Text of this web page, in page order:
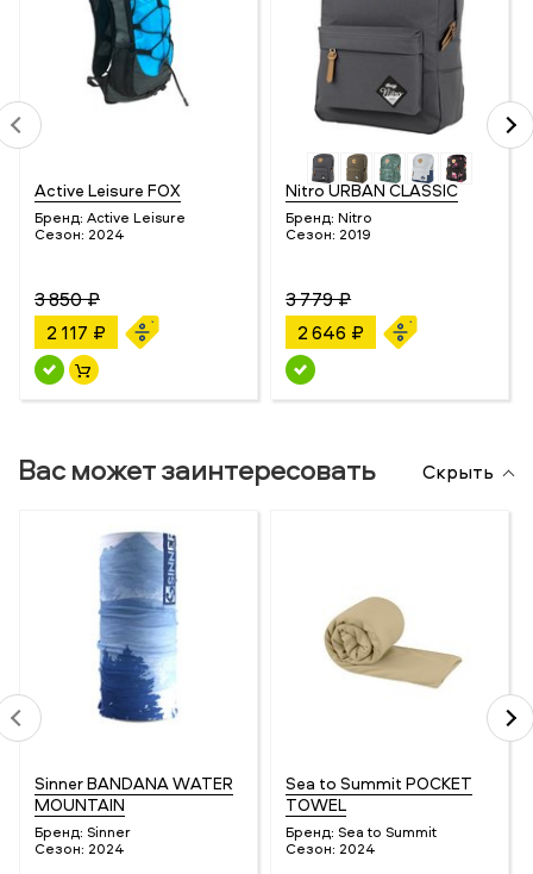
Active Leisure FOX
Бренд: Active Leisure
Сезон: 2024
3 850 ₽
2 117 ₽
Nitro URBAN CLASSIC
Бренд: Nitro
Сезон: 2019
3 779 ₽
2 646 ₽
Вас может заинтересовать Скрыть
Sinner BANDANA WATER
MOUNTAIN
Бренд: Sinner
Сезон: 2024
Sea to Summit POCKET
TOWEL
Бренд: Sea to Summit
Сезон: 2024